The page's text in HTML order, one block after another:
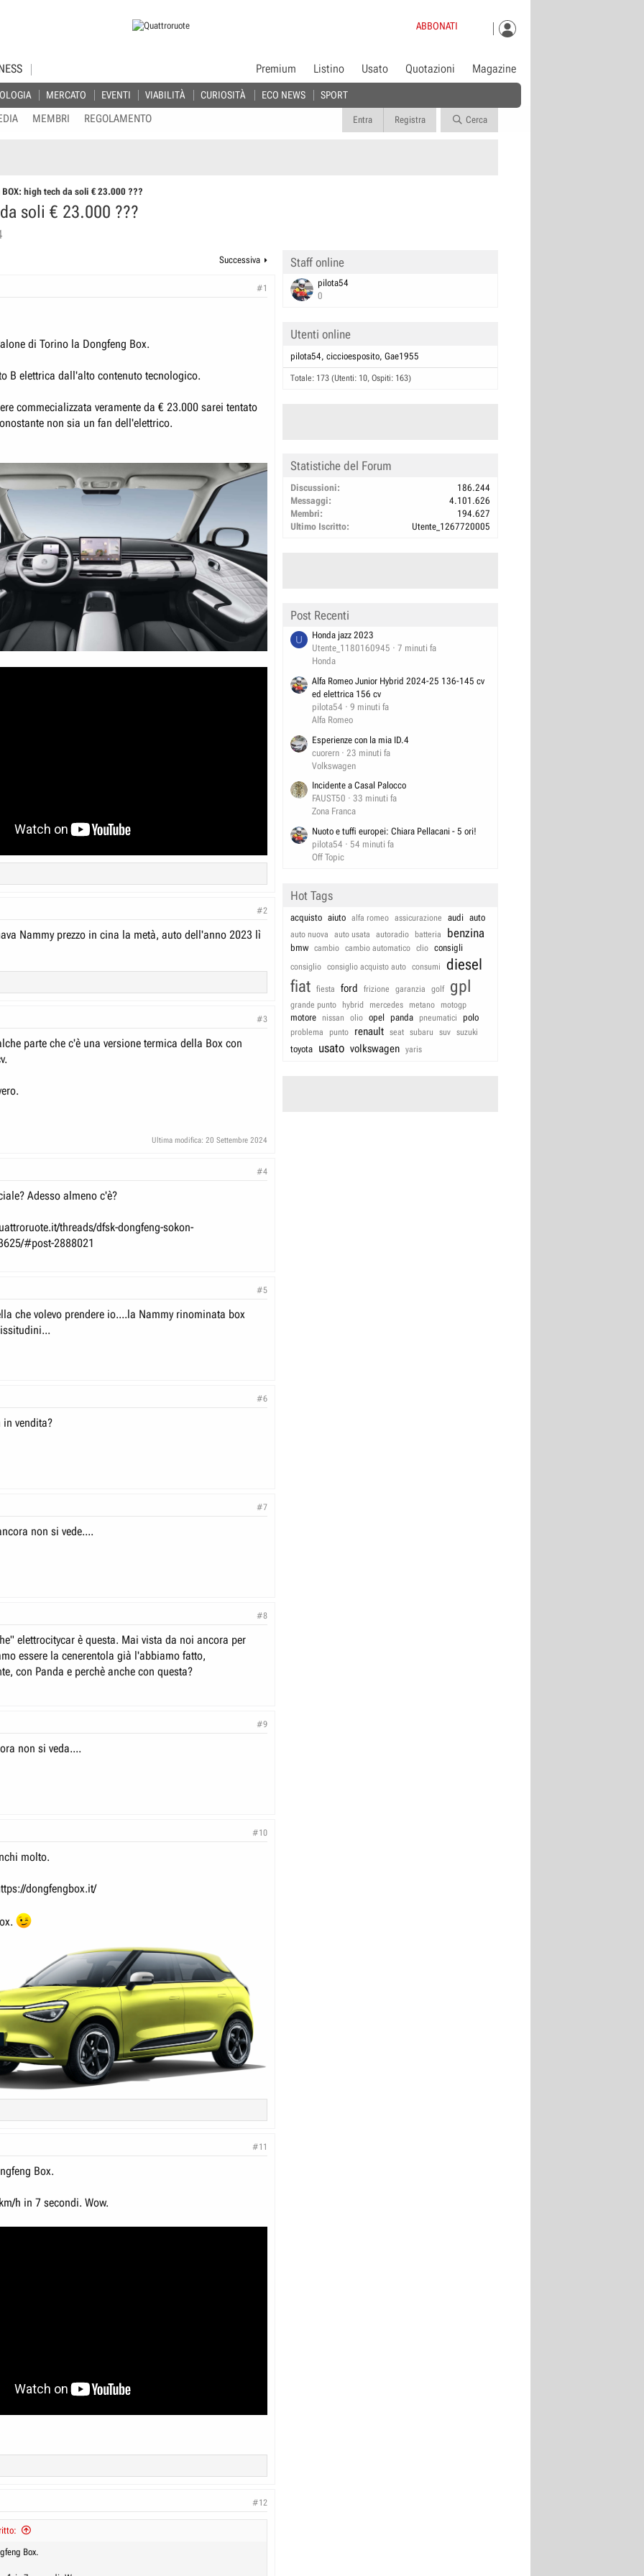
ABBONATI
MERCATO EVENTI VIABILITÀ CURIOSITÀ ECO NEWS SPORT
Premium Listino Usato Quotazioni Magazine
MEMBRI REGOLAMENTO Entra Registra Cerca
BOX: high tech da soli € 23.000 ???
soli € 23.000 ???
Successiva
#1
di Torino la Dongfeng Box.
B elettrica dall'alto contenuto tecnologico.
commecializzata veramente da € 23.000 sarei tentato
non sia un fan dell'elettrico.
#2
Nammy prezzo in cina la metà, auto dell'anno 2023 lì
#3
parte che c'è una versione termica della Box con
Ultima modifica: 20 Settembre 2024
#4
Adesso almeno c'è?
threads/dfsk-dongfeng-sokon-
#post-2888021
#5
che volevo prendere io....la Nammy rinominata box
#6
in vendita?
#7
non si vede....
#8
elettrocitycar è questa. Mai vista da noi ancora per
essere la cenerentola già l'abbiamo fatto,
con Panda e perchè anche con questa?
#9
non si veda....
#10
molto.
dongfengbox.it/
#11
Box.
h in 7 secondi. Wow.
#12
Box.
Staff online
pilota54
0
Utenti online
pilota54 ciccioesposito Gae1955
Totale: 173 (Utenti: 10, Ospiti: 163)
Statistiche del Forum
Discussioni
186.244
Messaggi
4.101.626
Membri
194.627
Ultimo Iscritto
Utente_1267720005
Post Recenti
U
Honda jazz 2023
Utente_1180160945
7 minuti fa
Honda
Alfa Romeo Junior Hybrid 2024-25 136-145 cv
ed elettrica 156 cv
pilota54
9 minuti fa
Alfa Romeo
Esperienze con la mia ID.4
cuorern
23 minuti fa
Volkswagen
Incidente a Casal Palocco
FAUST50
33 minuti fa
Zona Franca
Nuoto e tuffi europei: Chiara Pellacani - 5 ori!
pilota54
54 minuti fa
Off Topic
Hot Tags
acquisto aiuto alfa romeo assicurazione audi auto
auto nuova auto usata autoradio batteria benzina
bmw cambio cambio automatico clio consigli
consiglio consiglio acquisto auto consumi diesel
fiat fiesta ford frizione garanzia golf gpl
grande punto hybrid mercedes metano motogp
motore nissan olio opel panda pneumatici polo
problema punto renault seat subaru suv suzuki
toyota usato volkswagen yaris